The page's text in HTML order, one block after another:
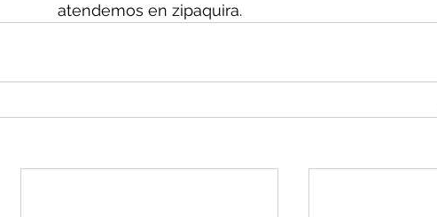
atendemos en zipaquira.